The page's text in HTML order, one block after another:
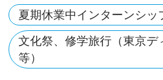
夏期休業中インターンシッ
文化祭、修学旅行（東京デ
等）